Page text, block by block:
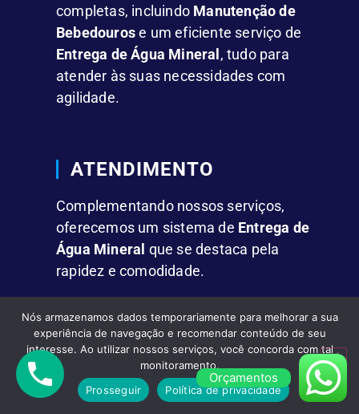
completas, incluindo Manutenção de
Bebedourose um eficiente serviço de
Entrega de Água Mineral , tudo para
atender às suas necessidades com
agilidade.
ATENDIMENTO
Complementando nossos serviços,
oferecemos um sistema de Entrega de
Água Mineral que se destaca pela
rapidez e comodidade.
FACILIDADES
FornecemosÁgua Mineral em Galões
de 10L e 20L,além de garrafas
individuais para residências, empresas
Orçamentos
Nós armazenamos dados temporariamente para melhorar a sua
experiência de navegação e recomendar conteúdo de seu
interesse. Ao utilizar nossos serviços, você concorda com tal
monitoramento.
Prosseguir
Política de privacidade